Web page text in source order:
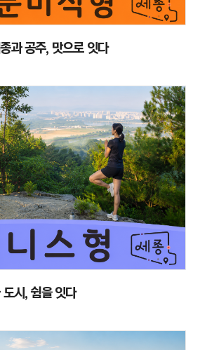
과 공주, 맛으로 잇다
시, 쉼을 잇다